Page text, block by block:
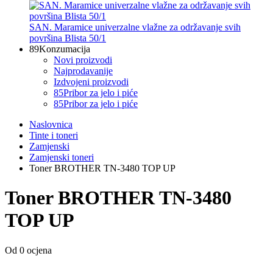
SAN. Maramice univerzalne vlažne za održavanje svih
površina Blista 50/1
89Konzumacija
Novi proizvodi
Najprodavanije
Izdvojeni proizvodi
85Pribor za jelo i piće
85Pribor za jelo i piće
Naslovnica
Tinte i toneri
Zamjenski
Zamjenski toneri
Toner BROTHER TN-3480 TOP UP
Toner BROTHER TN-3480
TOP UP
Od 0 ocjena